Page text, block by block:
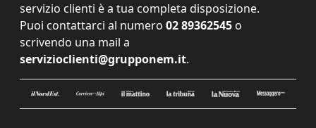
servizio clienti è a tua completa disposizione.
Puoi contattarci al numero 02 89362545 o
scrivendo una mail a
servizioclienti@grupponem.it.